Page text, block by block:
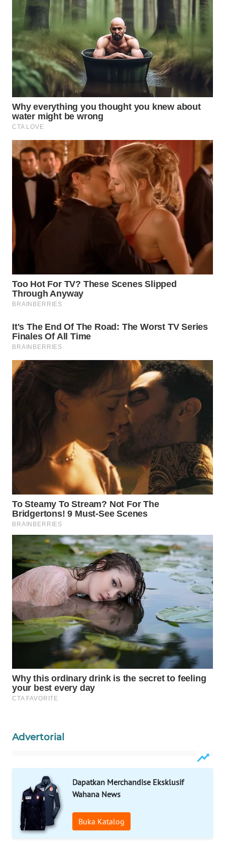
Advertorial
Dapatkan Merchandise Eksklusif
Wahana News
Buka Katalog
WAHANA
NEWS
WAHANA
TANI
WAHANA
ADVOKAT
WAHANA
INFRASTRUKTUR
WAHANA
KONSUMEN
WAHANA
LISTRIK
WAHANA
TV
WAHANANEWS
WAHANANEWS
WAHANANEWS
WAHANA
UMKM
WAHANA
SELEB
WAHANA
PERSONA
WAHANA
OTOMOTIF
WAHANA
HEALTH
WAHANA
LAPAK
WAHANA
Network
MASYARAKAT
KELISTRIKAN
WALINKI